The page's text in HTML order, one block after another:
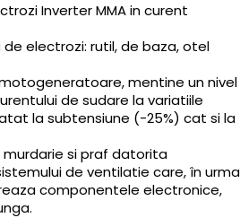
Inverter MMA in curent
electrozi: rutil, de baza, otel
mentine un nivel
de sudare la variatiile
la subtensiune (-25%) cat si la
si praf datorita
de ventilatie care, în urma
componentele electronice,